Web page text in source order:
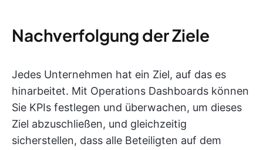
Nachverfolgung der Ziele
Jedes Unternehmen hat ein Ziel, auf das es
hinarbeitet. Mit Operations Dashboards können
Sie KPIs festlegen und überwachen, um dieses
Ziel abzuschließen, und gleichzeitig
sicherstellen, dass alle Beteiligten auf dem